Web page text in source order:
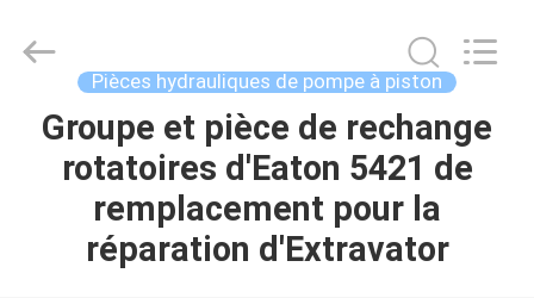
MAISON
PRODUITS
Elephant
Fluid
Reserved.
Pièces hydrauliques de pompe à piston
Groupe et pièce de rechange
rotatoires d'Eaton 5421 de
remplacement pour la
réparation d'Extravator